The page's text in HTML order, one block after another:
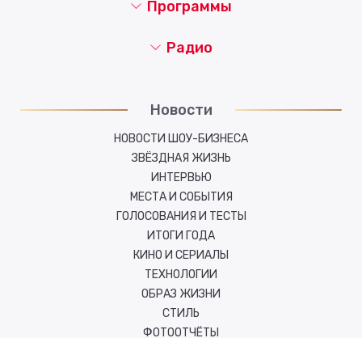
Новости
НОВОСТИ ШОУ-БИЗНЕСА
ЗВЁЗДНАЯ ЖИЗНЬ
ИНТЕРВЬЮ
МЕСТА И СОБЫТИЯ
ГОЛОСОВАНИЯ И ТЕСТЫ
ИТОГИ ГОДА
КИНО И СЕРИАЛЫ
ТЕХНОЛОГИИ
ОБРАЗ ЖИЗНИ
СТИЛЬ
ФОТООТЧЁТЫ
Программы
Радио